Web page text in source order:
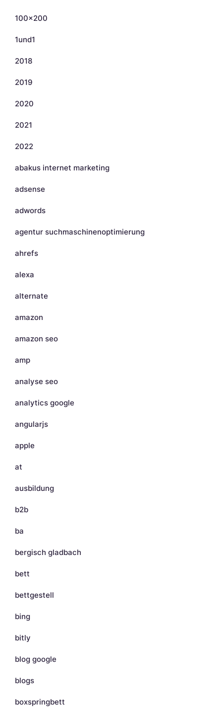
100×200
1und1
2018
2019
2020
2021
2022
abakus internet marketing
adsense
adwords
agentur suchmaschinenoptimierung
ahrefs
alexa
alternate
amazon
amazon seo
amp
analyse seo
analytics google
angularjs
apple
at
ausbildung
b2b
ba
bergisch gladbach
bett
bettgestell
bing
bitly
blog google
blogs
boxspringbett